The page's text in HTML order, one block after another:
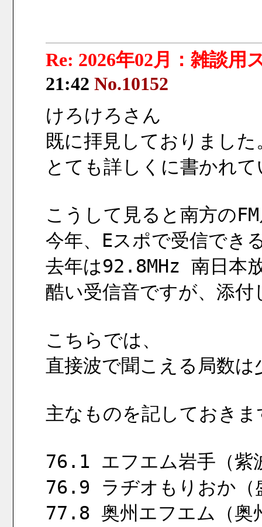
Re: 2026年02月：雑談用
21:42 No.10152
けろけろさん
既に拝見しておりました
とても詳しくに書かれ
こうして見ると南方の
今年、Eスポで受信でき
去年は92.8MHz 南日本
酷い受信音ですが、添
こちらでは、
直接波で聞こえる局数は
主なものを記しておきま
76.1 エフエム岩手（紫
76.9 ラヂオもりおか（
77.8 奥州エフエム（奥